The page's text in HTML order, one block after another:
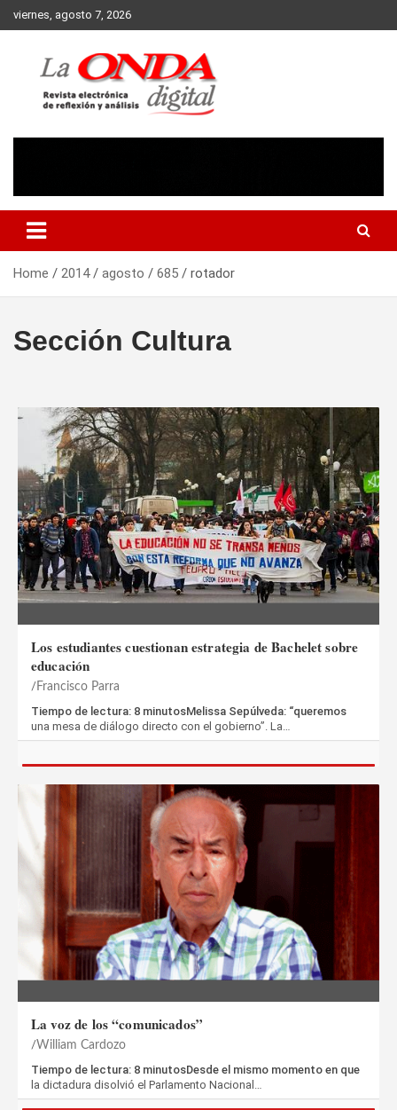
Skip
to
viernes, agosto 7, 2026
Home 2014 agosto 685 rotador
Los estudiantes cuestionan estrategia de Bachelet sobre
educación
Francisco Parra
Tiempo de lectura: 8 minutosMelissa Sepúlveda: “queremos
una mesa de diálogo directo con el gobierno”. La…
La voz de los “comunicados”
William Cardozo
Tiempo de lectura: 8 minutosDesde el mismo momento en que
la dictadura disolvió el Parlamento Nacional…